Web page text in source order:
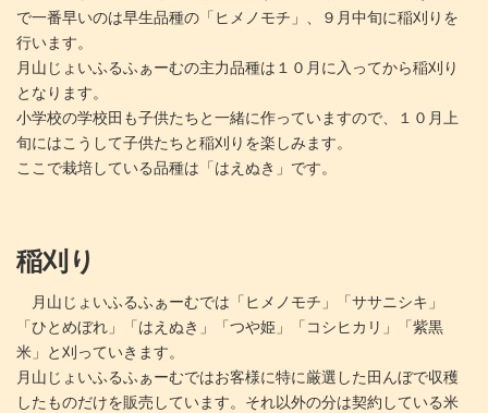
で一番早いのは早生品種の「ヒメノモチ」、９月中旬に稲刈りを
行います。
月山じょいふるふぁーむの主力品種は１０月に入ってから稲刈り
となります。
小学校の学校田も子供たちと一緒に作っていますので、１０月上
旬にはこうして子供たちと稲刈りを楽しみます。
ここで栽培している品種は「はえぬき」です。
稲刈り
月山じょいふるふぁーむでは「ヒメノモチ」「ササニシキ」
「ひとめぼれ」「はえぬき」「つや姫」「コシヒカリ」「紫黒
米」と刈っていきます。
月山じょいふるふぁーむではお客様に特に厳選した田んぼで収穫
したものだけを販売しています。それ以外の分は契約している米